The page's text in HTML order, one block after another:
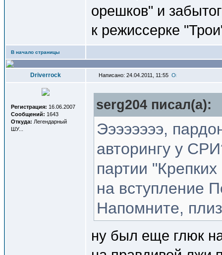
орешков" и
к режиссерке
В начало страницы
Driverrock Написано: 24.04.2011, 11:55
Регистрация: 16.06.2007
Сообщений: 1643
Откуда: Легендарный
ШУ...
serg204 писал(a):
Ээээээээ,
авторингу у
партии
на вступление
Напомните,
ну был еще глюк